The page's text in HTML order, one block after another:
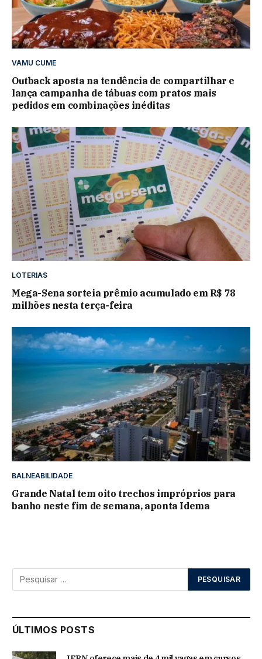
VAMU CUME
Outback aposta na tendência de compartilhar e
lança campanha de tábuas com pratos mais
pedidos em combinações inéditas
LOTERIAS
Mega-Sena sorteia prêmio acumulado em R$ 78
milhões nesta terça-feira
BALNEABILIDADE
Grande Natal tem oito trechos impróprios para
banho neste fim de semana, aponta Idema
ÚLTIMOS POSTS